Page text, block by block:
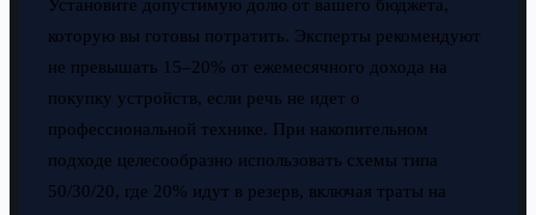
Установите допустимую долю от вашего бюджета,
которую вы готовы потратить. Эксперты рекомендуют
не превышать 15–20% от ежемесячного дохода на
покупку устройств, если речь не идет о
профессиональной технике. При накопительном
подходе целесообразно использовать схемы типа
50/30/20, где 20% идут в резерв, включая траты на